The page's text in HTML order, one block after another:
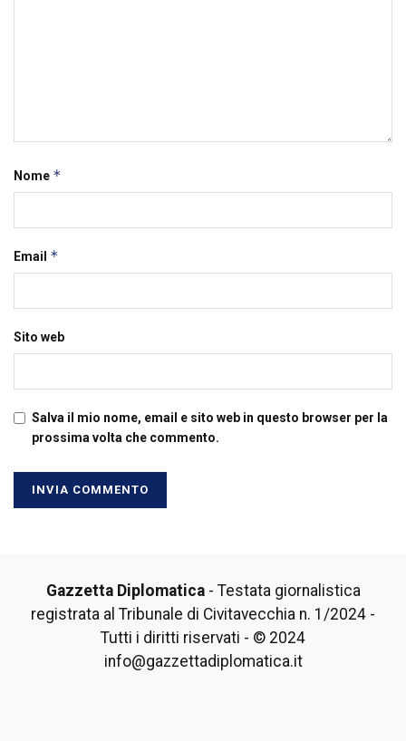
Nome *
Email *
Sito web
Salva il mio nome, email e sito web in questo browser per la
prossima volta che commento.
Gazzetta Diplomatica- Testata giornalistica
registrata al Tribunale di Civitavecchia n. 1/2024 -
Tutti i diritti riservati - © 2024
info@gazzettadiplomatica.it